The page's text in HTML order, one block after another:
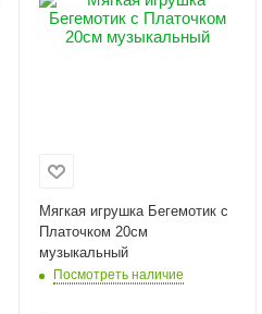
Мягкая игрушка Бегемотик с
Платочком 20см
музыкальный
Посмотреть наличие